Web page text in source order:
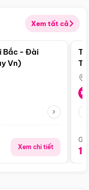
Xem tất cả
Điểm nổi bật
Bắc - Đài
Vn)
Xem chi tiết